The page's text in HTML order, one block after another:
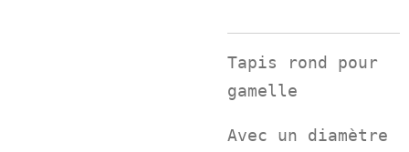
Tapis rond pour
gamelle
Avec un diamètre